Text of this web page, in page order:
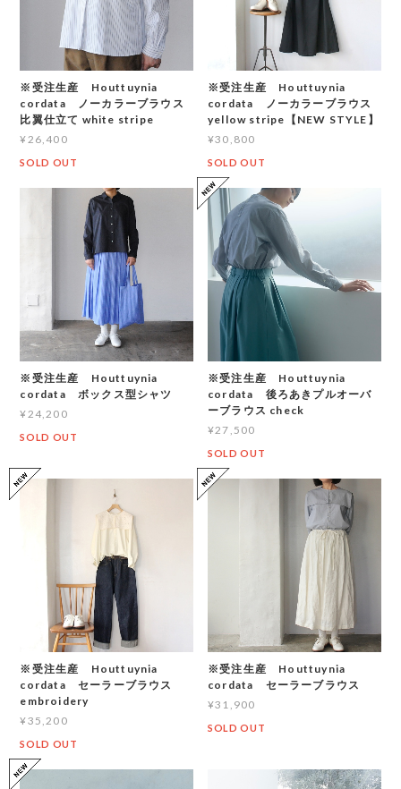
※受注生産 Houttuynia
cordata ノーカラーブラウス
比翼仕立て white stripe
¥26,400
SOLD OUT
※受注生産 Houttuynia
cordata ノーカラーブラウス
yellow stripe【NEW STYLE】
¥30,800
SOLD OUT
※受注生産 Houttuynia
cordata ボックス型シャツ
¥24,200
SOLD OUT
※受注生産 Houttuynia
cordata 後ろあきプルオーバ
ーブラウス check
¥27,500
SOLD OUT
※受注生産 Houttuynia
cordata セーラーブラウス
embroidery
¥35,200
SOLD OUT
※受注生産 Houttuynia
cordata セーラーブラウス
¥31,900
SOLD OUT